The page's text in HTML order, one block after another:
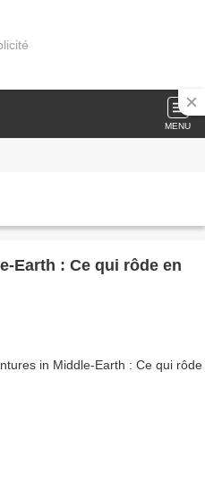
MENU
Earth : Ce qui rôde en